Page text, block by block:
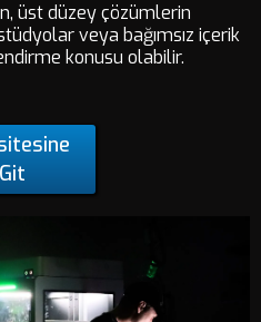
üst düzey çözümlerin
veya bağımsız içerik
konusu olabilir.
Git